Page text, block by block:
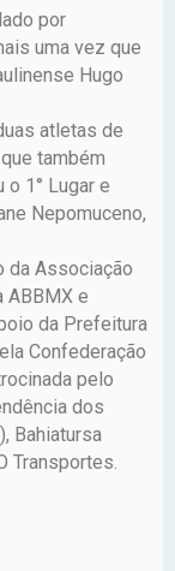
por
uma vez que
Hugo
atletas de
também
1° Lugar e
Nepomuceno,
da Associação
ABBMX e
da Prefeitura
Confederação
pelo
dos
Bahiatursa
Transportes.